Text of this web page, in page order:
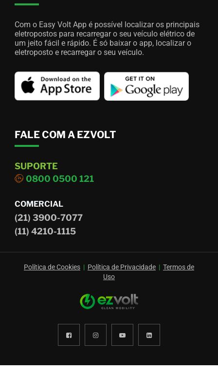
Com o Easy Volt App é possível localizar os principais
eletropostos para recarregar o seu veículo elétrico de
um jeito fácil e rápido. É só baixar o app, localizar o
eletroposto e recarregar o seu veículo.
FALE COM A EZVOLT
SUPORTE
0800 0500 121
COMERCIAL
(21) 3900-7077
(11) 4210-1115
Política de Cookies | Política de Privacidade | Termos de
Uso